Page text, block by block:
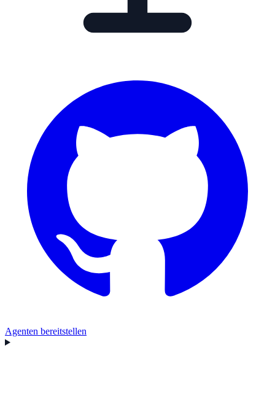
Agenten bereitstellen